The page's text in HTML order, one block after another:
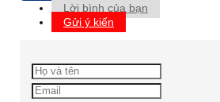
Lời bình của bạn
Gửi ý kiến